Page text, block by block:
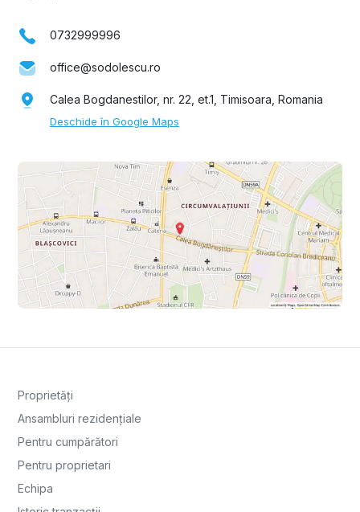
0732999996
office@sodolescu.ro
Calea Bogdanestilor, nr. 22, et.1, Timisoara, Romania
Deschide în Google Maps
Proprietăți
Ansambluri rezidențiale
Pentru cumpărători
Pentru proprietari
Echipa